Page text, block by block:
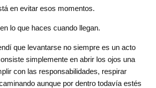
en evitar esos momentos.
lo que haces cuando llegan.
que levantarse no siempre es un acto
simplemente en abrir los ojos una
con las responsabilidades, respirar
aunque por dentro todavía estés